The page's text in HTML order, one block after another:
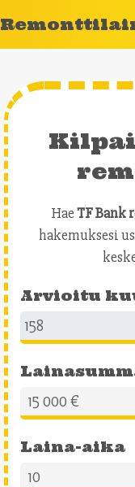
HaeTF Bank
hakemuksesi
Arvioitu
Laina-aika